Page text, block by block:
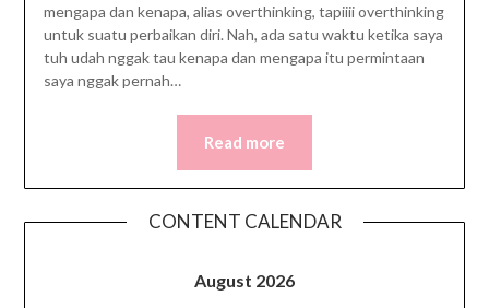
mengapa dan kenapa, alias overthinking, tapiiii overthinking
untuk suatu perbaikan diri. Nah, ada satu waktu ketika saya
tuh udah nggak tau kenapa dan mengapa itu permintaan
saya nggak pernah…
Read more
CONTENT CALENDAR
August 2026